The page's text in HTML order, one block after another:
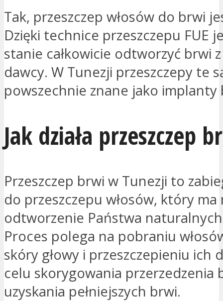
Tak, przeszczep włosów do brwi
Dzięki technice przeszczepu FUE
stanie całkowicie odtworzyć brwi
dawcy. W Tunezji przeszczepy te
powszechnie znane jako implanty
Jak działa przeszczep
Przeszczep brwi w Tunezji to
do przeszczepu włosów, który ma
odtworzenie Państwa
Proces polega na pobraniu
skóry głowy i przeszczepieniu ich
celu skorygowania przerzedzenia
uzyskania pełniejszych brwi.